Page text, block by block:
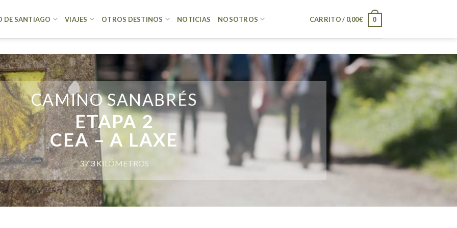
DE SANTIAGO VIAJES OTROS DESTINOS NOTICIAS NOSOTROS CARRITO / 0,00€ 0
CAMINO SANABRÉS
ETAPA 2
CEA – A LAXE
37’3 KILÓMETROS